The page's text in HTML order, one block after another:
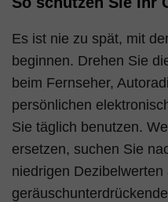
Es ist nie zu spät, mit
beginnen. Drehen Sie
beim Fernseher,
persönlichen
Sie täglich benutzen.
ersetzen, suchen Sie
niedrigen